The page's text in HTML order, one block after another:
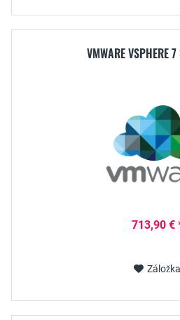
VMWARE VSPHERE
713,90 €
Záložka